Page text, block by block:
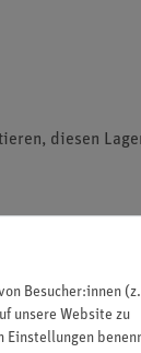
diesen
und
Besucher:innen
unsere Website zu